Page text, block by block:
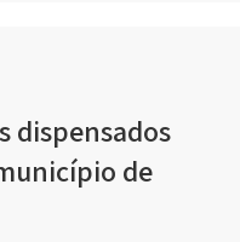
dispensados
de